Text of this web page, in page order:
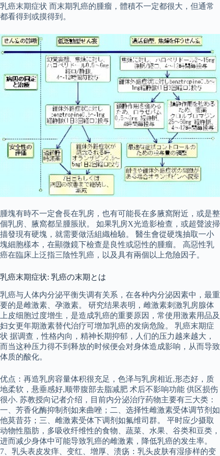
乳癌末期症状 而末期乳癌的腫瘤，體積不一定都很大，但通常
都看得到或摸得到。
腫塊有時不一定會長在乳房，也有可能長在多腋窩附近，或是整
個乳房、腋窩都呈腫脹狀。 如果乳房X光造影檢查，或超聲波掃
描發現有硬塊，就需要做活組織檢驗。 醫生會從硬塊抽取一小
塊細胞樣本，在顯微鏡下檢查是良性或惡性的腫瘤。 高惡性乳
癌在臨床上泛指三陰性乳癌，以及具有兩個以上危險因子。
乳癌末期症状: 乳癌の末期とは
乳癌与人体内分泌平衡失调有关系，在各种内分泌因素中，最重
要的是雌激素、孕激素。 研究结果表明，雌激素刺激乳房腺体
上皮细胞过度增生，是造成乳癌的重要原因，常使用激素用品及
妇女更年期激素替代治疗可增加乳癌的发病危险。 乳癌末期症
状 据调查，性格内向，精神长期抑郁，人们的压力越来越大，
而当这种压力得不到释放的时候便会对身体造成影响，从而导致
体质的酸化。
优点：再造乳房容量体积很充足，色泽与乳房相近,形态好，质
地柔软，悬垂感好,顺带腹部去脂减肥 术后不影响功能 供区损伤
很小. 苏教授向记者介绍，目前内分泌治疗药物主要有三大类：
一、芳香化酶抑制剂如来曲唑；二、选择性雌激素受体调节剂如
他莫昔芬；三、雌激素受体下调剂如氟维司群。 平时应少摄取
动物性脂肪，多吸收纤维性的食物、蔬菜、水果、谷类和豆类，
进而减少身体中可能导致乳癌的雌激素，降低乳癌的发生率。
7、乳头表皮发痒、变红、增厚、溃疡：乳头皮肤有湿疹样的变